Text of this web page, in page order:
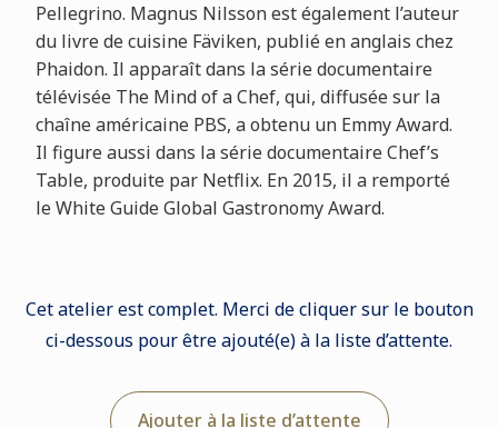
Pellegrino. Magnus Nilsson est également l’auteur
du livre de cuisine Fäviken, publié en anglais chez
Phaidon. Il apparaît dans la série documentaire
télévisée The Mind of a Chef, qui, diffusée sur la
chaîne américaine PBS, a obtenu un Emmy Award.
Il figure aussi dans la série documentaire Chef’s
Table, produite par Netflix. En 2015, il a remporté
le White Guide Global Gastronomy Award.
Cet atelier est complet. Merci de cliquer sur le bouton
ci-dessous pour être ajouté(e) à la liste d’attente.
Ajouter à la liste d’attente